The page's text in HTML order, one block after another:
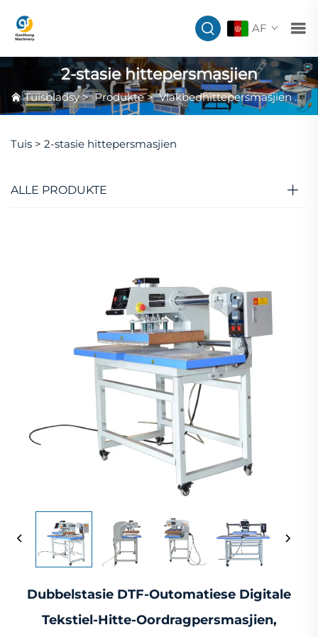
AF
2-stasie hittepersmasjien
Tuisbladsy>Produkte>Vlakbedhittepersmasjien>
Tuis > 2-stasie hittepersmasjien
ALLE PRODUKTE
Dubbelstasie DTF-Outomatiese Digitale
Tekstiel-Hitte-Oordragpersmasjien,